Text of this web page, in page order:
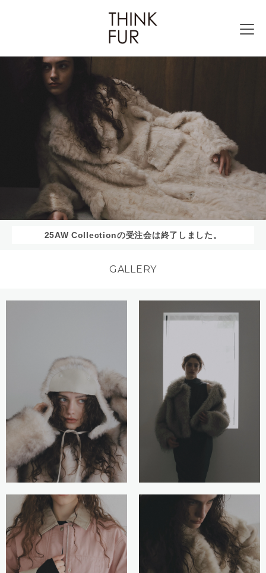
25AW Collectionの受注会は終了しました。
GALLERY